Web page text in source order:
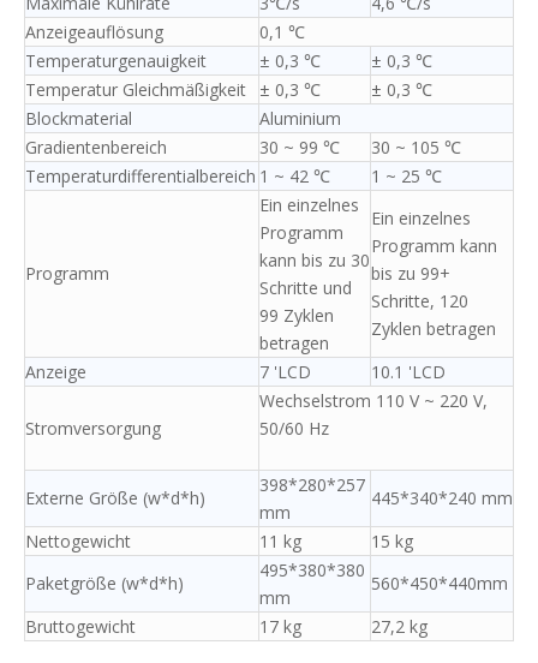
Anzeigeauflösung
0,1 ℃
Temperaturgenauigkeit
± 0,3 ℃
± 0,3 ℃
Temperatur Gleichmäßigkeit
± 0,3 ℃
± 0,3 ℃
Blockmaterial
Aluminium
Gradientenbereich
30 ~ 99 ℃
30 ~ 105 ℃
Temperaturdifferentialbereich 1 ~ 42 ℃ 1 ~ 25 ℃
Programm
Ein einzelnes
Programm
kann bis zu 30
Schritte und
99 Zyklen
betragen
Ein einzelnes
Programm kann
bis zu 99+
Schritte, 120
Zyklen betragen
Anzeige
7 'LCD 10.1 'LCD
Stromversorgung
Wechselstrom 110 V ~ 220 V,
50/60 Hz
Externe Größe (w*d*h)
398*280*257
mm
445*340*240 mm
Nettogewicht
11 kg
15 kg
Paketgröße (w*d*h)
495*380*380
mm
560*450*440mm
Bruttogewicht
17 kg 27,2 kg